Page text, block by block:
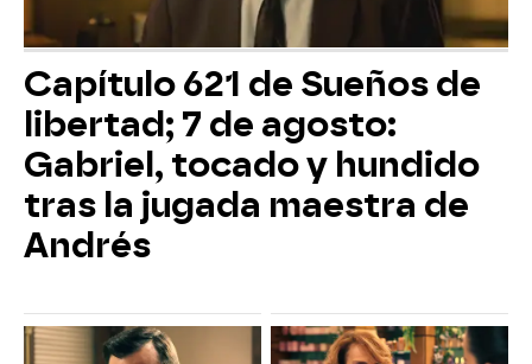
Capítulo 621 de Sueños de
libertad; 7 de agosto:
Gabriel, tocado y hundido
tras la jugada maestra de
Andrés